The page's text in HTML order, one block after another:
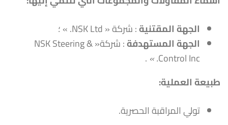
الجهة المقتنية: شركة « NSK Ltd. » ؛
الجهة المستهدفة
: شركة« NSK Steering &
Control Inc
. »
.
طبيعة العملية:
تولي المراقبة الحصرية.